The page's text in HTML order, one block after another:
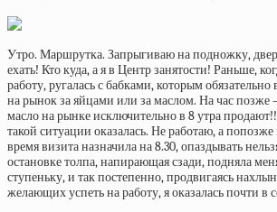
Утро. Маршрутка. Запрыгиваю на подножку,
ехать! Кто куда, а я в Центр занятости! Раньше,
работу, ругалась с бабками, которым
на рынок за яйцами или за маслом. На час позже
масло на рынке исключительно в 8 утра
такой ситуации оказалась. Не работаю, а
время визита назначила на 8.30, опаздывать
остановке толпа, напирающая сзади, подняла
ступеньку, и так постепенно, продвигаясь
желающих успеть на работу, я оказалась почти в